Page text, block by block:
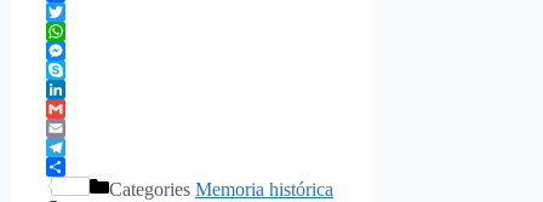
Facebook
Twitter
WhatsApp
Messenger
Skype
LinkedIn
Gmail
Email
Telegram
ShareCategories Memoria histórica